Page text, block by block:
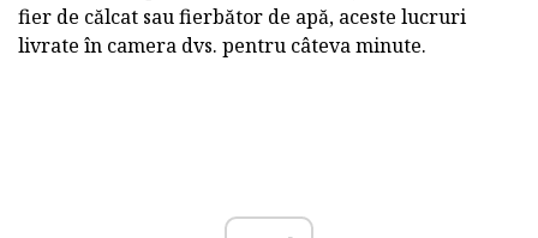
fier de călcat sau fierbător de apă, aceste lucruri
livrate în camera dvs. pentru câteva minute.